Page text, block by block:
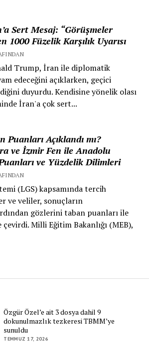
Sert Mesaj: “Görüşmeler
1000 Füzelik Karşılık Uyarısı
Trump, İran ile diplomatik
edeceğini açıklarken, geçici
duyurdu. Kendisine yönelik olası
İran'a çok sert...
Puanları Açıklandı mı?
ve İzmir Fen ile Anadolu
ve Yüzdelik Dilimleri
(LGS) kapsamında tercih
ve veliler, sonuçların
gözlerini taban puanları ile
Milli Eğitim Bakanlığı (MEB),
Özgür Özel’e ait 3 dosya dahil 9
dokunulmazlık tezkeresi TBMM’ye
sunuldu
TEMMUZ 17, 2026